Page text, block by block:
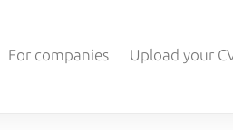
For companies Upload your